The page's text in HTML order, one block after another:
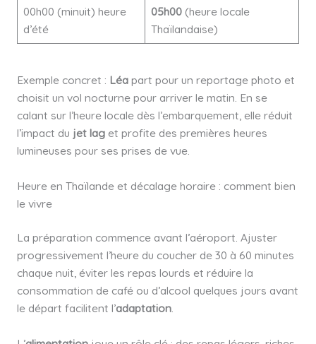
00h00 (minuit) heure
d’été
05h00(heure locale
Thaïlandaise)
Exemple concret : Léapart pour un reportage photo et
choisit un vol nocturne pour arriver le matin. En se
calant sur l’heure locale dès l’embarquement, elle réduit
l’impact du jet laget profite des premières heures
lumineuses pour ses prises de vue.
Heure en Thaïlande et décalage horaire : comment bien
le vivre
La préparation commence avant l’aéroport. Ajuster
progressivement l’heure du coucher de 30 à 60 minutes
chaque nuit, éviter les repas lourds et réduire la
consommation de café ou d’alcool quelques jours avant
le départ facilitent l’adaptation.